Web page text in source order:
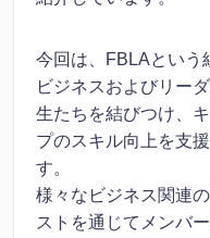
今回は、FBLAという
ビジネスおよびリー
生たちを結びつけ、
プのスキル向上を支
す。
様々なビジネス関連
ストを通じてメンバ